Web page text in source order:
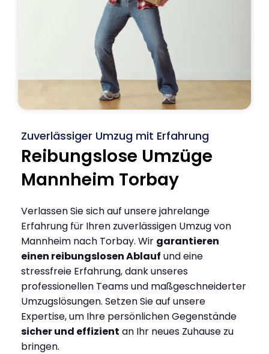
Zuverlässiger Umzug mit Erfahrung
Reibungslose Umzüge
Mannheim Torbay
Verlassen Sie sich auf unsere jahrelange
Erfahrung für Ihren zuverlässigen Umzug von
Mannheim nach Torbay. Wir garantieren
einen reibungslosen Ablauf und eine
stressfreie Erfahrung, dank unseres
professionellen Teams und maßgeschneiderter
Umzugslösungen. Setzen Sie auf unsere
Expertise, um Ihre persönlichen Gegenstände
sicher und effizient an Ihr neues Zuhause zu
bringen.